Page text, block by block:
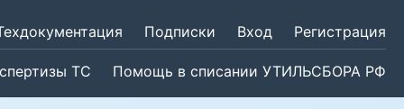
Подписки Вход Регистрация
ТС Помощь в списании УТИЛЬСБОРА РФ